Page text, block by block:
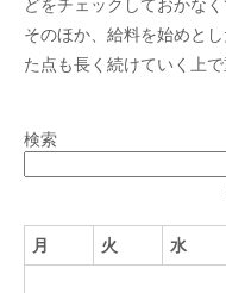
どをチェックしておかなく
そのほか、給料を始めと
た点も長く続けていく上で
検索
月 火 水